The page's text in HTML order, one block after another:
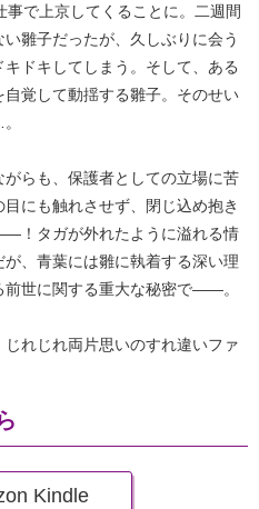
で上京してくることに。二週間
雛子だったが、久しぶりに会う
ドキしてしまう。そして、ある
覚して動揺する雛子。そのせい
らも、保護者としての立場に苦
にも触れさせず、閉じ込め抱き
！タガが外れたように溢れる情
、青葉には雛に執着する深い理
前世に関する重大な秘密で――。
れじれ両片思いのすれ違いファ
Kindle